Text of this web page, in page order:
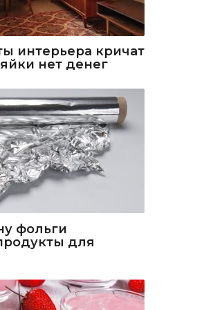
интерьера кричат
нет денег
фольги
для